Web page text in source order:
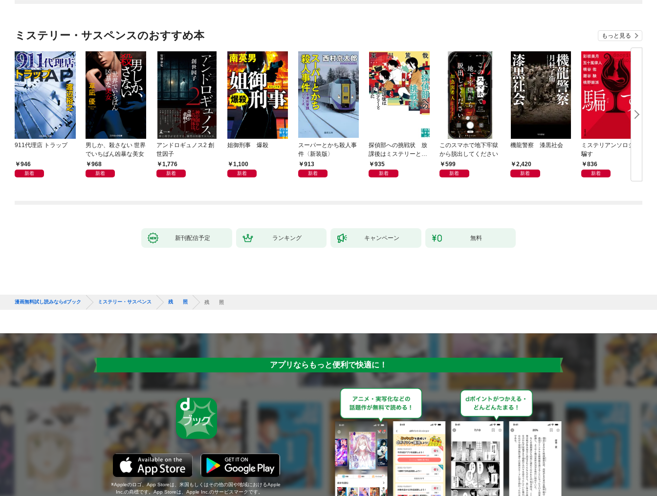
ミステリー・サスペンスのおすすめ本 もっと見る
911代理店 トラップ
946
新着
男しか、殺さない 世界
でいちばん凶暴な美女
968
新着
アンドロギュノス2 創
世因子
1,776
新着
姐御刑事 爆殺
1,100
新着
スーパーとかち殺人事
件〈新装版〉
913
新着
探偵部への挑戦状 放
課後はミステリーとと
もに 新装版
935
新着
このスマホで地下牢獄
から脱出してください
599
新着
機龍警察 漆黒社会
2,420
新着
ミステリアンソロジー
騙す
836
新着
新刊配信予定 ランキング キャンペーン 無料
漫画無料試し読みならdブック ミステリー・サスペンス 残 照 残 照
アプリならもっと便利で快適に！
Appleのロゴ、App Storeは、米国もしくはその他の国や地域におけるApple
Inc.の商標です。App Storeは、Apple Inc.のサービスマークです。